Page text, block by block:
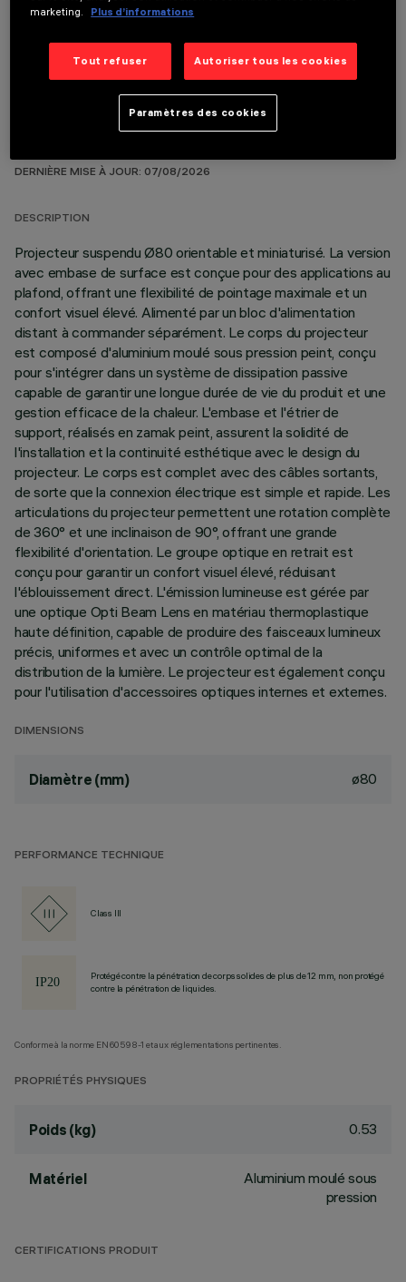
COMPOSANTS OPTIONNELS
DERNIÈRE MISE À JOUR: 07/08/2026
DESCRIPTION
Projecteur suspendu Ø80 orientable et miniaturisé. La version
avec embase de surface est conçue pour des applications au
plafond, offrant une flexibilité de pointage maximale et un
confort visuel élevé. Alimenté par un bloc d'alimentation
distant à commander séparément. Le corps du projecteur
est composé d'aluminium moulé sous pression peint, conçu
pour s'intégrer dans un système de dissipation passive
capable de garantir une longue durée de vie du produit et une
gestion efficace de la chaleur. L'embase et l'étrier de
support, réalisés en zamak peint, assurent la solidité de
l'installation et la continuité esthétique avec le design du
projecteur. Le corps est complet avec des câbles sortants,
de sorte que la connexion électrique est simple et rapide. Les
articulations du projecteur permettent une rotation complète
de 360° et une inclinaison de 90°, offrant une grande
flexibilité d'orientation. Le groupe optique en retrait est
conçu pour garantir un confort visuel élevé, réduisant
l'éblouissement direct. L'émission lumineuse est gérée par
une optique Opti Beam Lens en matériau thermoplastique
haute définition, capable de produire des faisceaux lumineux
précis, uniformes et avec un contrôle optimal de la
distribution de la lumière. Le projecteur est également conçu
pour l'utilisation d'accessoires optiques internes et externes.
DIMENSIONS
Diamètre (mm) ø80
PERFORMANCE TECHNIQUE
Class III
Protégé contre la pénétration de corps solides de plus de 12 mm, non protégé
contre la pénétration de liquides.
Conforme à la norme EN60598-1 et aux réglementations pertinentes.
PROPRIÉTÉS PHYSIQUES
Poids (kg) 0.53
Matériel
Aluminium moulé sous
pression
CERTIFICATIONS PRODUIT
marketing.
Plus d’informations
Tout refuser Autoriser tous les cookies
Paramètres des cookies